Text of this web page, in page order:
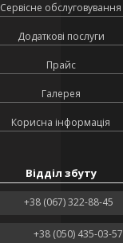
Сервісне обслуговування
Додаткові послуги
Прайс
Галерея
Корисна інформація
Відділ збуту
+38 (067) 322-88-45
+38 (050) 435-03-57